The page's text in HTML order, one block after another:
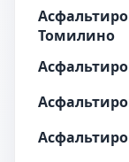
Томилино